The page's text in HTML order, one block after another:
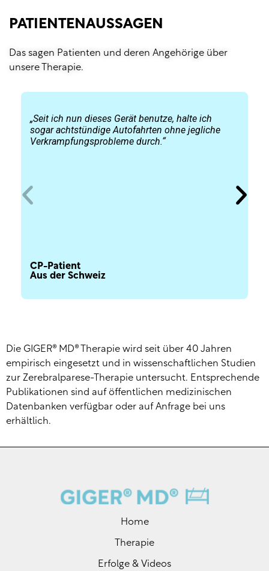
PATIENTENAUSSAGEN
Das sagen Patienten und deren Angehörige über
unsere Therapie.
„Seit ich nun dieses Gerät benutze, halte ich
sogar achtstündige Autofahrten ohne jegliche
Verkrampfungsprobleme durch.“
CP-Patient
Aus der Schweiz
Die GIGER® MD® Therapie wird seit über 40 Jahren
empirisch eingesetzt und in wissenschaftlichen Studien
zur Zerebralparese-Therapie untersucht. Entsprechende
Publikationen sind auf öffentlichen medizinischen
Datenbanken verfügbar oder auf Anfrage bei uns
erhältlich.
Home
Therapie
Erfolge & Videos